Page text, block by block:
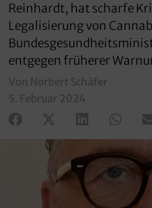
Reinhardt, hat scharfe
Legalisierung von
entgegen früherer
Von Norbert Schäfer
5. Februar 2024